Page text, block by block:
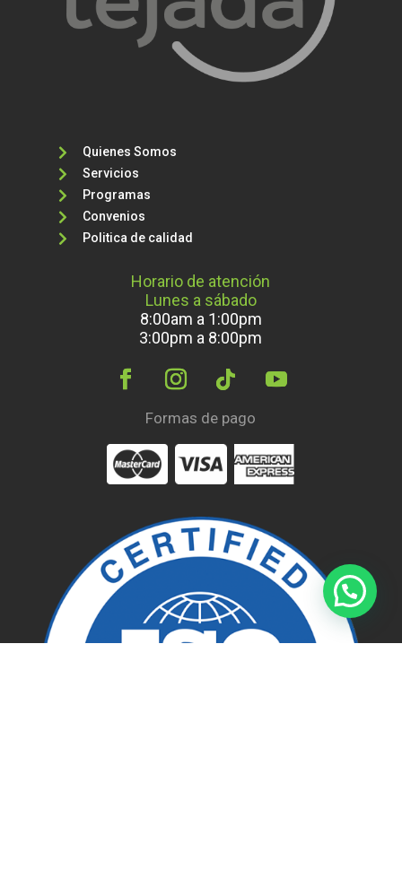

Quienes Somos

Servicios

Programas

Convenios

Politica de calidad
Horario de atención
Lunes a sábado
8:00am a 1:00pm
3:00pm a 8:00pm
Formas de pago